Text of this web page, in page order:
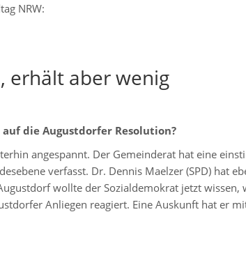
NRW:
erhält aber wenig
die Augustdorfer Resolution?
angespannt. Der Gemeinderat hat eine
verfasst. Dr. Dennis Maelzer (SPD) hat
wollte der Sozialdemokrat jetzt wissen,
Anliegen reagiert. Eine Auskunft hat er